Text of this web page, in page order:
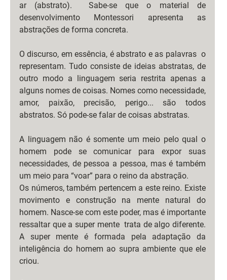
ar (abstrato).  Sabe-se que o material de
desenvolvimento Montessori apresenta as
abstrações de forma concreta.
O discurso, em essência, é abstrato e as palavras  o
representam. Tudo consiste de ideias abstratas, de
outro modo a linguagem seria restrita apenas a
alguns nomes de coisas. Nomes como necessidade,
amor, paixão, precisão, perigo... são todos
abstratos. Só pode-se falar de coisas abstratas.
A linguagem não é somente um meio pelo qual o
homem pode se comunicar para expor suas
necessidades, de pessoa a pessoa, mas é também
um meio para “voar” para o reino da abstração.
Os números, também pertencem a este reino. Existe
movimento e construção na mente natural do
homem. Nasce-se com este poder, mas é importante
ressaltar que a super mente  trata de algo diferente.
A super mente é formada pela adaptação da
inteligência do homem ao supra ambiente que ele
criou.